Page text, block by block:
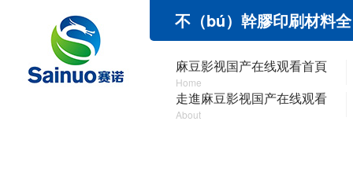
不（bú）幹膠印刷材料
麻豆影视国产在线观看首頁
Home
走進麻豆影视国产在线观看
About